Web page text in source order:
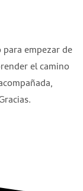
empezar de
el camino